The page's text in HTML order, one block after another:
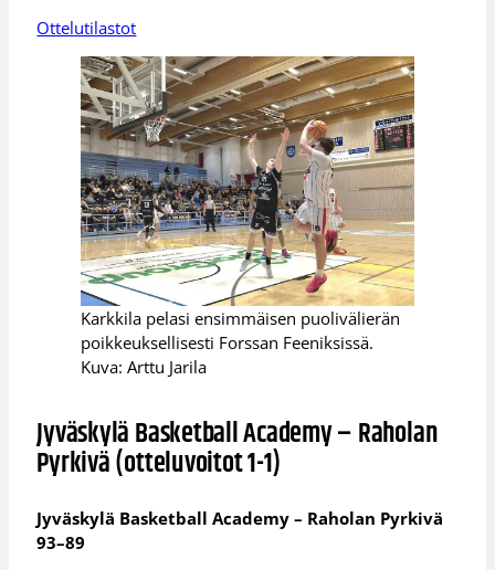
Ottelutilastot
Karkkila pelasi ensimmäisen puolivälierän
poikkeuksellisesti Forssan Feeniksissä.
Kuva: Arttu Jarila
Jyväskylä Basketball Academy – Raholan
Pyrkivä (otteluvoitot 1-1)
Jyväskylä Basketball Academy – Raholan Pyrkivä
93–89